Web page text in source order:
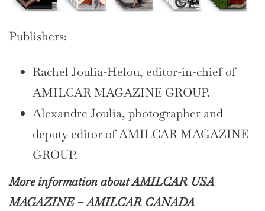
Publishers:
Rachel Joulia-Helou, editor-in-chief of
AMILCAR MAGAZINE GROUP.
Alexandre Joulia, photographer and
deputy editor of AMILCAR MAGAZINE
GROUP.
More information about AMILCAR USA
MAGAZINE – AMILCAR CANADA